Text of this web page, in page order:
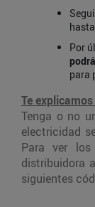
Por
para
Te
Tenga o no
electricidad
Para ver
distribuidora
siguientes